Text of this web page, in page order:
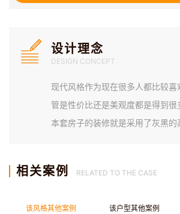
设计理念
DESIGN CONCEPT
现代风格作为现在很多人都比较喜
管是性价比还是美观度都是得到
本套房子的装修就是采用了灰黑的
师，有着非常丰富的室内装修设计
相关案例 RELATED TO THE CASE
该风格其他案例 该户型其他案例